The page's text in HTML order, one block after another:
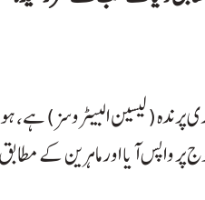
پرندہ (لیسین البیٹروسز)
اور ماہرین کے مطابق اپنا 60واں